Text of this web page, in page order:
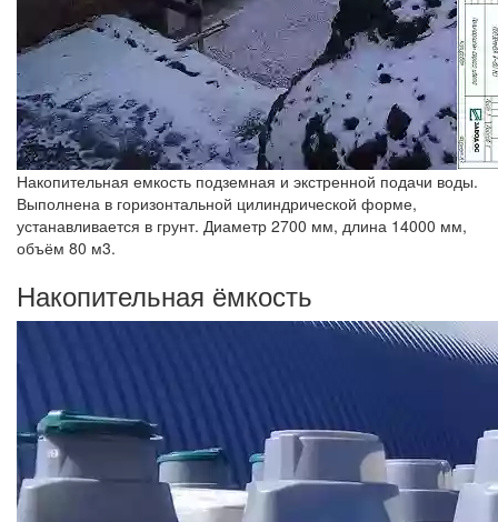
Накопительная емкость подземная и экстренной подачи воды.
Выполнена в горизонтальной цилиндрической форме,
устанавливается в грунт. Диаметр 2700 мм, длина 14000 мм,
объём 80 м3.
Накопительная ёмкость